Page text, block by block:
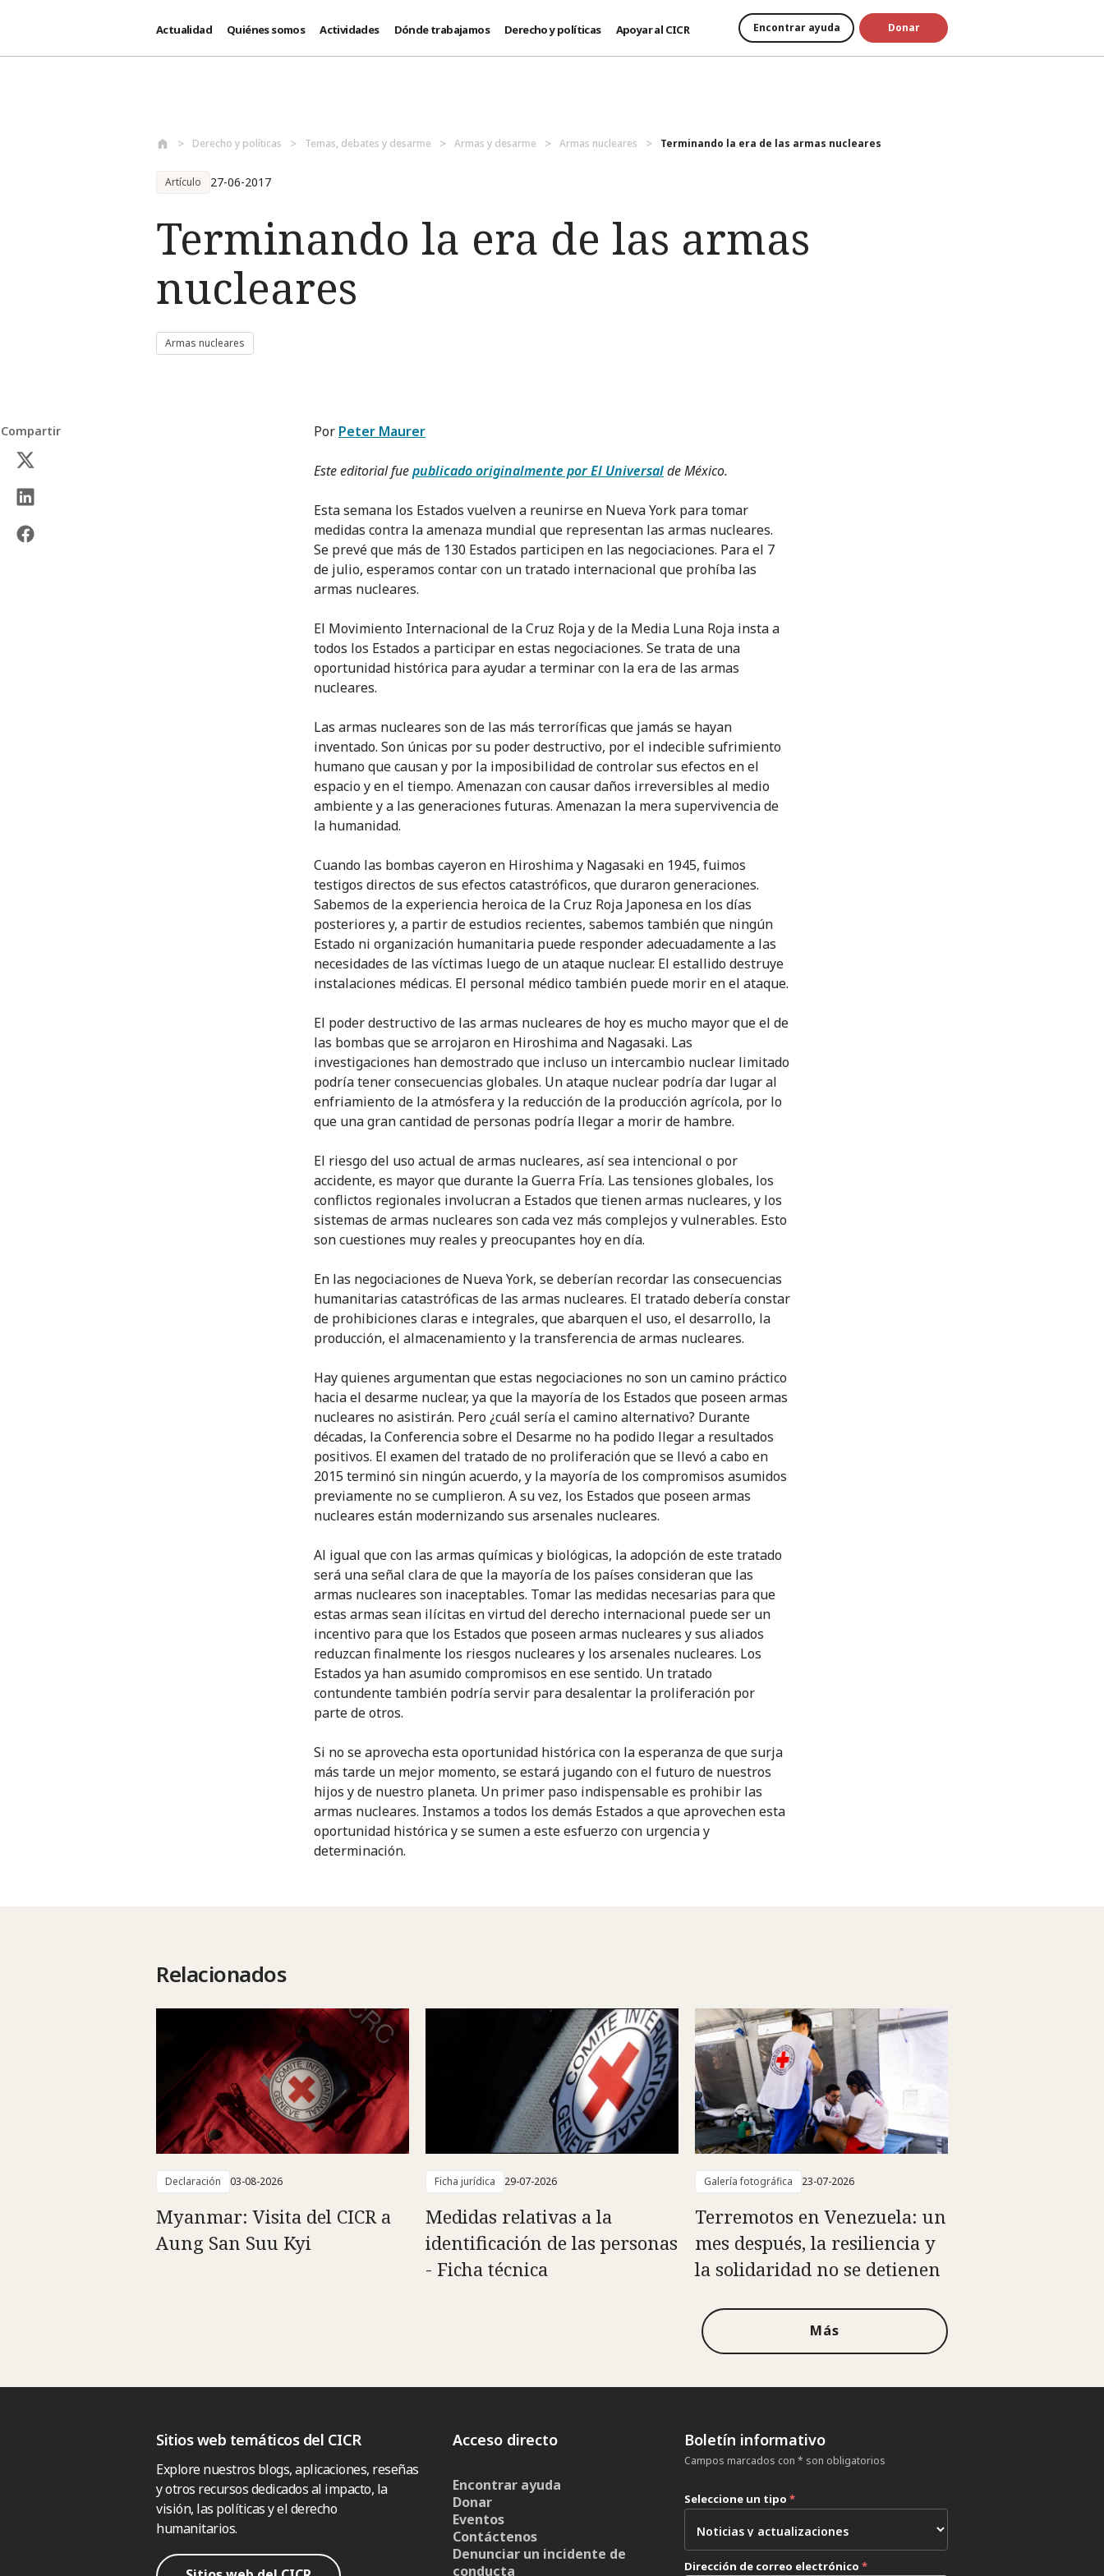
Actualidad Quiénes somos Actividades Dónde trabajamos Derecho y políticas Apoyar al CICR Encontrar ayuda Donar
Derecho y políticas Temas, debates y desarme Armas y desarme Armas nucleares Terminando la era de las armas nucleares
Artículo 27-06-2017
Terminando la era de las armas
nucleares
Armas nucleares
Compartir Por Peter Maurer
Este editorial fuepublicado originalmente por El Universalde México.
Esta semana los Estados vuelven a reunirse en Nueva York para tomar
medidas contra la amenaza mundial que representan las armas nucleares.
Se prevé que más de 130 Estados participen en las negociaciones. Para el 7
de julio, esperamos contar con un tratado internacional que prohíba las
armas nucleares.
El Movimiento Internacional de la Cruz Roja y de la Media Luna Roja insta a
todos los Estados a participar en estas negociaciones. Se trata de una
oportunidad histórica para ayudar a terminar con la era de las armas
nucleares.
Las armas nucleares son de las más terroríficas que jamás se hayan
inventado. Son únicas por su poder destructivo, por el indecible sufrimiento
humano que causan y por la imposibilidad de controlar sus efectos en el
espacio y en el tiempo. Amenazan con causar daños irreversibles al medio
ambiente y a las generaciones futuras. Amenazan la mera supervivencia de
la humanidad.
Cuando las bombas cayeron en Hiroshima y Nagasaki en 1945, fuimos
testigos directos de sus efectos catastróficos, que duraron generaciones.
Sabemos de la experiencia heroica de la Cruz Roja Japonesa en los días
posteriores y, a partir de estudios recientes, sabemos también que ningún
Estado ni organización humanitaria puede responder adecuadamente a las
necesidades de las víctimas luego de un ataque nuclear. El estallido destruye
instalaciones médicas. El personal médico también puede morir en el ataque.
El poder destructivo de las armas nucleares de hoy es mucho mayor que el de
las bombas que se arrojaron en Hiroshima and Nagasaki. Las
investigaciones han demostrado que incluso un intercambio nuclear limitado
podría tener consecuencias globales. Un ataque nuclear podría dar lugar al
enfriamiento de la atmósfera y la reducción de la producción agrícola, por lo
que una gran cantidad de personas podría llegar a morir de hambre.
El riesgo del uso actual de armas nucleares, así sea intencional o por
accidente, es mayor que durante la Guerra Fría. Las tensiones globales, los
conflictos regionales involucran a Estados que tienen armas nucleares, y los
sistemas de armas nucleares son cada vez más complejos y vulnerables. Esto
son cuestiones muy reales y preocupantes hoy en día.
En las negociaciones de Nueva York, se deberían recordar las consecuencias
humanitarias catastróficas de las armas nucleares. El tratado debería constar
de prohibiciones claras e integrales, que abarquen el uso, el desarrollo, la
producción, el almacenamiento y la transferencia de armas nucleares.
Hay quienes argumentan que estas negociaciones no son un camino práctico
hacia el desarme nuclear, ya que la mayoría de los Estados que poseen armas
nucleares no asistirán. Pero ¿cuál sería el camino alternativo? Durante
décadas, la Conferencia sobre el Desarme no ha podido llegar a resultados
positivos. El examen del tratado de no proliferación que se llevó a cabo en
2015 terminó sin ningún acuerdo, y la mayoría de los compromisos asumidos
previamente no se cumplieron. A su vez, los Estados que poseen armas
nucleares están modernizando sus arsenales nucleares.
Al igual que con las armas químicas y biológicas, la adopción de este tratado
será una señal clara de que la mayoría de los países consideran que las
armas nucleares son inaceptables. Tomar las medidas necesarias para que
estas armas sean ilícitas en virtud del derecho internacional puede ser un
incentivo para que los Estados que poseen armas nucleares y sus aliados
reduzcan finalmente los riesgos nucleares y los arsenales nucleares. Los
Estados ya han asumido compromisos en ese sentido. Un tratado
contundente también podría servir para desalentar la proliferación por
parte de otros.
Si no se aprovecha esta oportunidad histórica con la esperanza de que surja
más tarde un mejor momento, se estará jugando con el futuro de nuestros
hijos y de nuestro planeta. Un primer paso indispensable es prohibir las
armas nucleares. Instamos a todos los demás Estados a que aprovechen esta
oportunidad histórica y se sumen a este esfuerzo con urgencia y
determinación.
Relacionados
Declaración 03-08-2026
Myanmar: Visita del CICR a
Aung San Suu Kyi
Ficha jurídica 29-07-2026
Medidas relativas a la
identificación de las personas
- Ficha técnica
Galería fotográfica 23-07-2026
Terremotos en Venezuela: un
mes después, la resiliencia y
la solidaridad no se detienen
Más
Sitios web temáticos del CICR
Explore nuestros blogs, aplicaciones, reseñas
y otros recursos dedicados al impacto, la
visión, las políticas y el derecho
humanitarios.
Acceso directo
Encontrar ayuda
Donar
Eventos
Contáctenos
Denunciar un incidente de
conducta
Boletín informativo
Campos marcados con * son obligatorios
Seleccione un tipo *
Dirección de correo electrónico *